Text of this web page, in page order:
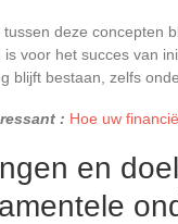
tussen deze concepten
is voor het succes van
blijft bestaan, zelfs
: Hoe uw
en